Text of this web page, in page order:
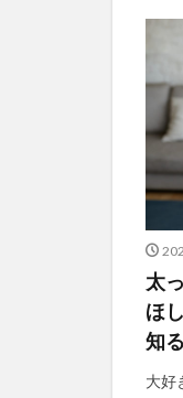
太
ほ
知
大好